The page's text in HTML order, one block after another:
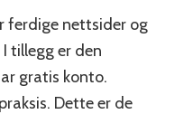
ferdige nettsider og
tillegg er den
gratis konto.
Dette er de